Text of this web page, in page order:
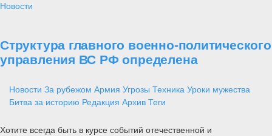
Новости
Структура главного военно-политического
управления ВС РФ определена
Новости За рубежом Армия Угрозы Техника Уроки мужества
Битва за историю Редакция Архив Теги
Хотите всегда быть в курсе событий отечественной и